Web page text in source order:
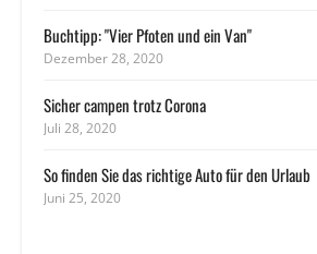
Buchtipp: "Vier Pfoten und ein Van"
Dezember 28, 2020
Sicher campen trotz Corona
Juli 28, 2020
So finden Sie das richtige Auto für den Urlaub
Juni 25, 2020